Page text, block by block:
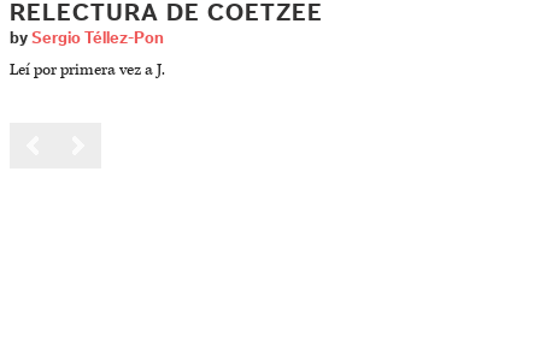
RELECTURA DE COETZEE
by Sergio Téllez-Pon
Leí por primera vez a J.